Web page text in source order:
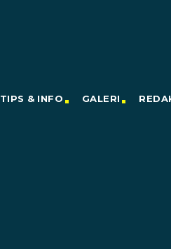
TIPS & INFO GALERI